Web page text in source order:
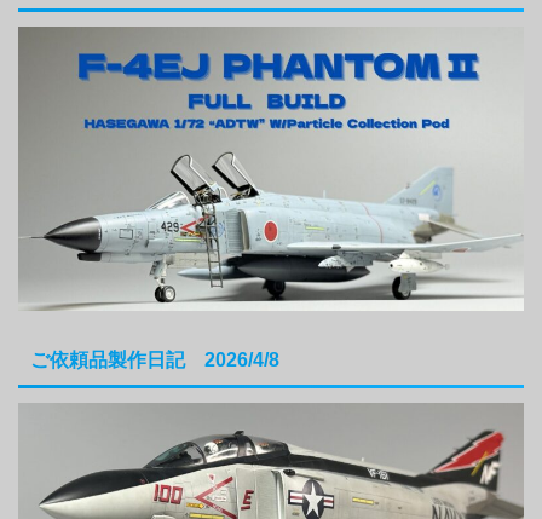
ご依頼品製作日記 2026/4/8